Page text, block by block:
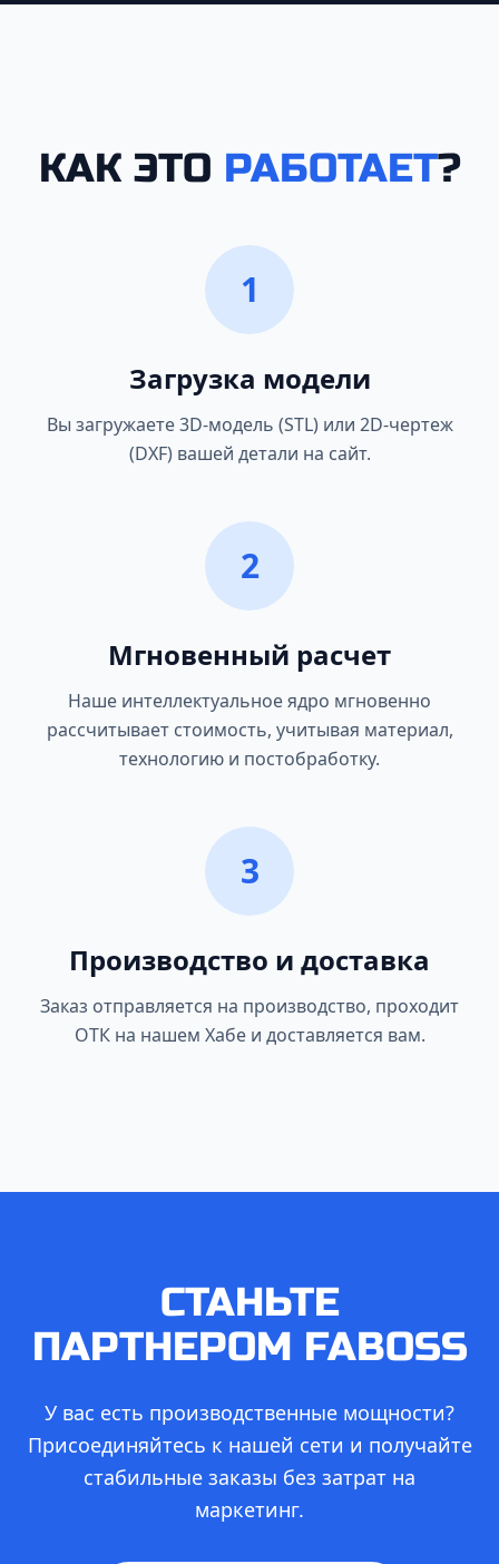
КАК ЭТО РАБОТАЕТ?
1
Загрузка модели
Вы загружаете 3D-модель (STL) или 2D-чертеж
(DXF) вашей детали на сайт.
2
Мгновенный расчет
Наше интеллектуальное ядро мгновенно
рассчитывает стоимость, учитывая материал,
технологию и постобработку.
3
Производство и доставка
Заказ отправляется на производство, проходит
ОТК на нашем Хабе и доставляется вам.
СТАНЬТЕ
ПАРТНЕРОМ FABOSS
У вас есть производственные мощности?
Присоединяйтесь к нашей сети и получайте
стабильные заказы без затрат на
маркетинг.